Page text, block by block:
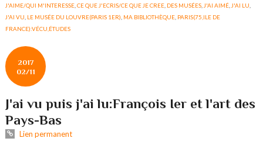
J'AIME/QUI M'INTERESSE ,CE QUE J'ECRIS/CE QUE JE CREE DES MUSÉES J'AI AIMÉ J'AI LU
J'AI VU LE MUSÉE DU LOUVRE(PARIS 1ER) MA BIBLIOTHÈQUE PARIS(75,ILE DE
FRANCE):VÉCU,ÉTUDES
2017
02/11
J'ai vu puis j'ai lu:François Ier et l'art des
Pays-Bas
Lien permanent